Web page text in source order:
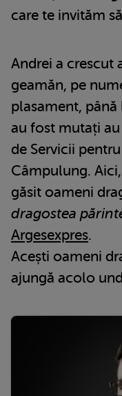
care te invităm
Andrei a crescut
geamăn, pe
plasament, până
au fost mutați
de Servicii
Câmpulung.
găsit oameni
dragostea
Argesexpres.
Acești oameni
ajungă acolo